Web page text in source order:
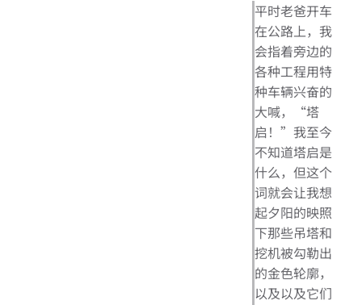
平时老爸开车
在公路上，我
会指着旁边的
各种工程用特
种车辆兴奋的
大喊，“塔
启！”我至今
不知道塔启是
什么，但这个
词就会让我想
起夕阳的映照
下那些吊塔和
挖机被勾勒出
的金色轮廓，
以及以及它们